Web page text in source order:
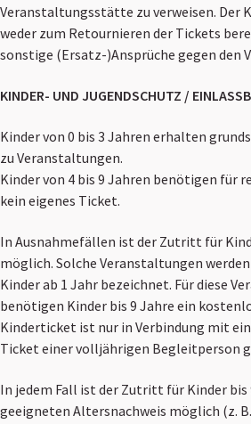
Veranstaltungsstätte zu verweisen. Der
weder zum Retournieren der Tickets
sonstige (Ersatz-)Ansprüche gegen den
KINDER- UND JUGENDSCHUTZ /
Kinder von 0 bis 3 Jahren erhalten
zu Veranstaltungen.
Kinder von 4 bis 9 Jahren benötigen für
kein eigenes Ticket.
In Ausnahmefällen ist der Zutritt für
möglich. Solche Veranstaltungen
Kinder ab 1 Jahr bezeichnet. Für diese
benötigen Kinder bis 9 Jahre ein
Kinderticket ist nur in Verbindung mit
Ticket einer volljährigen Begleitperson
In jedem Fall ist der Zutritt für Kinder
geeigneten Altersnachweis möglich (z.